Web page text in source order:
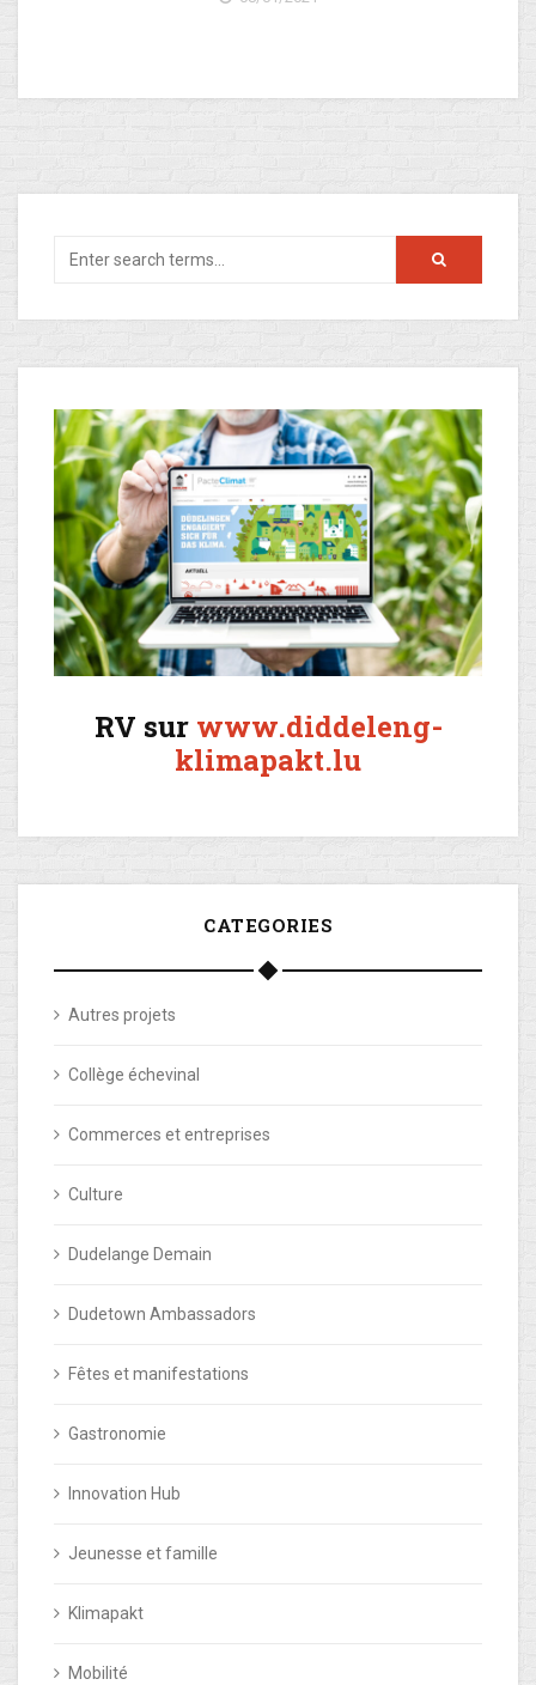
RV sur www.diddeleng-
klimapakt.lu
CATEGORIES
Autres projets
Collège échevinal
Commerces et entreprises
Culture
Dudelange Demain
Dudetown Ambassadors
Fêtes et manifestations
Gastronomie
Innovation Hub
Jeunesse et famille
Klimapakt
Mobilité